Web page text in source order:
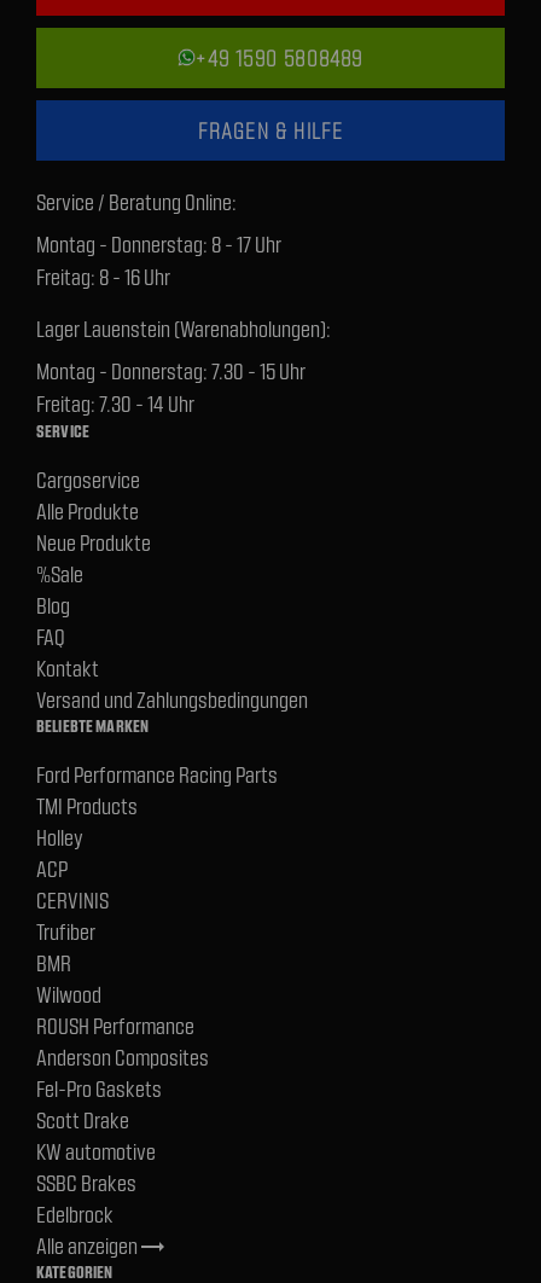
+49 1590 5808489
FRAGEN & HILFE
Service / Beratung Online:
Montag - Donnerstag: 8 - 17 Uhr
Freitag: 8 - 16 Uhr
Lager Lauenstein (Warenabholungen):
Montag - Donnerstag: 7.30 - 15 Uhr
Freitag: 7.30 - 14 Uhr
SERVICE
Cargoservice
Alle Produkte
Neue Produkte
%Sale
Blog
FAQ
Kontakt
Versand und Zahlungsbedingungen
BELIEBTE MARKEN
Ford Performance Racing Parts
TMI Products
Holley
ACP
CERVINIS
Trufiber
BMR
Wilwood
ROUSH Performance
Anderson Composites
Fel-Pro Gaskets
Scott Drake
KW automotive
SSBC Brakes
Edelbrock
Alle anzeigentrending_flat
KATEGORIEN